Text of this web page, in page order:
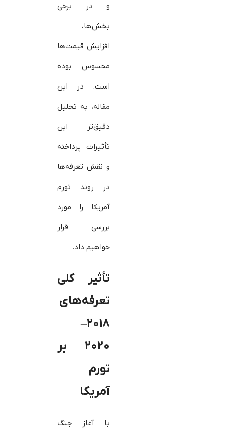
و در برخی
بخش‌ها،
افزایش قیمت‌ها
محسوس بوده
است. در این
مقاله، به تحلیل
دقیق‌تر این
تأثیرات پرداخته
و نقش تعرفه‌ها
در روند تورم
آمریکا را مورد
بررسی قرار
خواهیم داد.
تأثیر کلی
تعرفه‌های
۲۰۱۸–
۲۰۲۰بر
تورم
آمریکا
با آغاز جنگ